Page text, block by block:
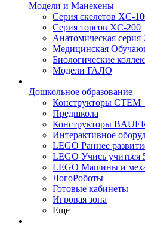
Модели и Манекены
Серия скелетов XC-
Серия торсов XC-200
Анатомическая серия
Медицинская
Биологические
Модели ГАЛО
Дошкольное образование
Конструкторы СТЕМ
Предшкола
Конструкторы
Интерактивное
LEGO Раннее
LEGO Учись учиться
LEGO Машины и
ЛогоРоботы
Готовые кабинеты
Игровая зона
Еще